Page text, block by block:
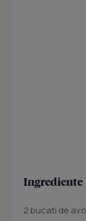
Ingrediente
2 bucati de